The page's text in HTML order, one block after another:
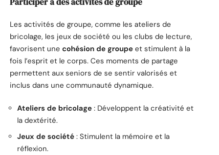
Les activités de groupe, comme les ateliers de
bricolage, les jeux de société ou les clubs de lecture,
favorisent une cohésion de groupe et stimulent à la
fois l’esprit et le corps. Ces moments de partage
permettent aux seniors de se sentir valorisés et
inclus dans une communauté dynamique.
Ateliers de bricolage : Développent la créativité et
la dextérité.
Jeux de société : Stimulent la mémoire et la
réflexion.